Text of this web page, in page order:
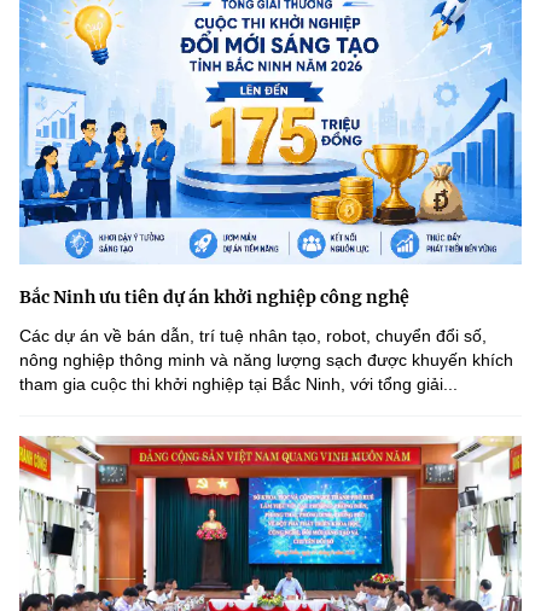
Bắc Ninh ưu tiên dự án khởi nghiệp công nghệ
Các dự án về bán dẫn, trí tuệ nhân tạo, robot, chuyển đổi số,
nông nghiệp thông minh và năng lượng sạch được khuyến khích
tham gia cuộc thi khởi nghiệp tại Bắc Ninh, với tổng giải...